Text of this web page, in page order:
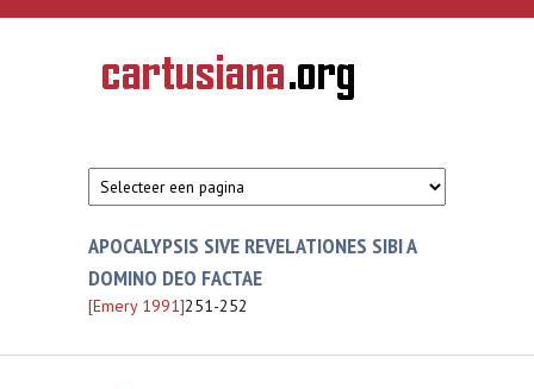
Overslaan en naar de inhoud gaan
CARTUSIANA
Geschiedenis
van de
APOCALYPSIS SIVE REVELATIONES SIBI A
DOMINO DEO FACTAE
[Emery 1991]251-252